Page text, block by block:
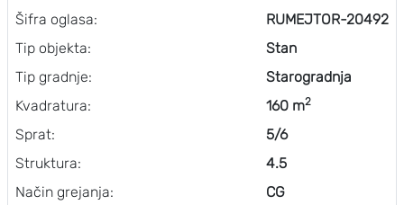
Šifra oglasa:
Tip objekta:
Tip gradnje:
Kvadratura:
Sprat:
Struktura:
Način grejanja:
RUMEJTOR-20492
Stan
Starogradnja
160 m2
5/6
4.5
CG